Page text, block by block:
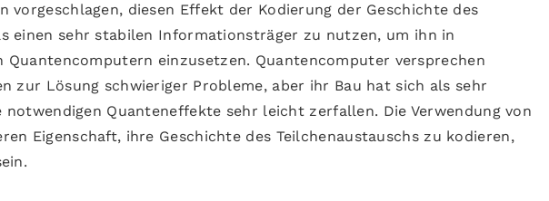
vorgeschlagen, diesen Effekt der Kodierung der Geschichte des
einen sehr stabilen Informationsträger zu nutzen, um ihn in
Quantencomputern einzusetzen. Quantencomputer versprechen
zur Lösung schwieriger Probleme, aber ihr Bau hat sich als sehr
notwendigen Quanteneffekte sehr leicht zerfallen. Die Verwendung von
Eigenschaft, ihre Geschichte des Teilchenaustauschs zu kodieren,